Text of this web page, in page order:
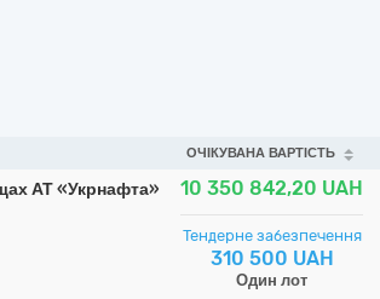
ОЧІКУВАНА ВАРТІСТЬ
АТ «Укрнафта»
10 350 842,20 UAH
Тендерне забезпечення
310 500 UAH
Один лот